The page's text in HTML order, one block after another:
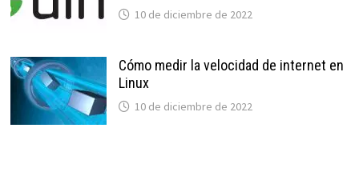
10 de diciembre de 2022
Cómo medir la velocidad de internet en
Linux
10 de diciembre de 2022